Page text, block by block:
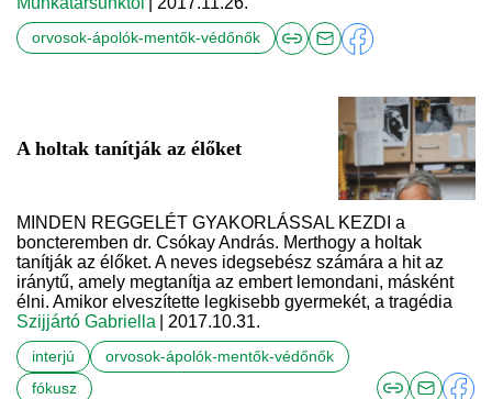
orvosok-ápolók-mentők-védőnők
A holtak tanítják az élőket
MINDEN REGGELÉT GYAKORLÁSSAL KEZDI a
boncteremben dr. Csókay András. Merthogy a holtak
tanítják az élőket. A neves idegsebész számára a hit az
iránytű, amely megtanítja az embert lemondani, másként
élni. Amikor elveszítette legkisebb gyermekét, a tragédia
Szijjártó Gabriella
| 2017.10.31.
interjú
orvosok-ápolók-mentők-védőnők
fókusz